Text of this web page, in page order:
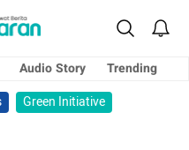
Audio Story
Trending
Green Initiative